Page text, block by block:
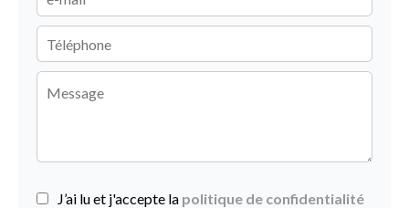
J’ai lu et j'accepte la politique de confidentialité